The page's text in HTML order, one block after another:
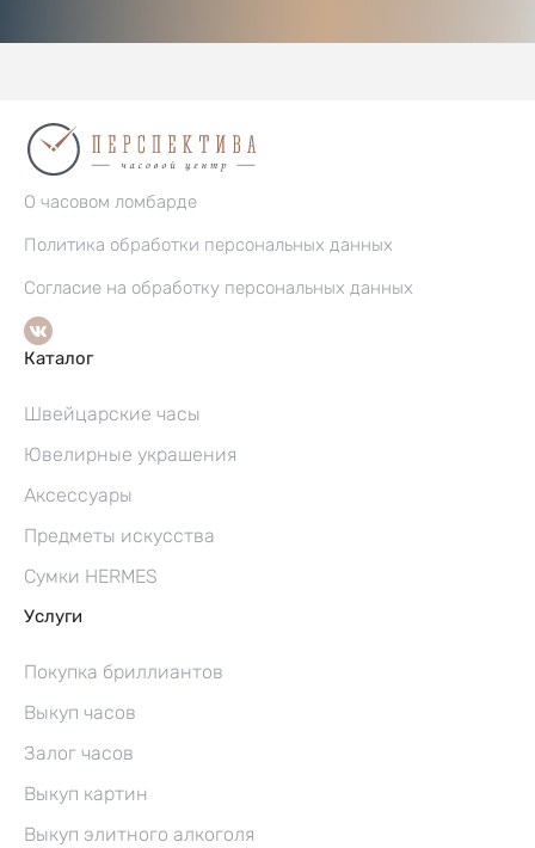
О часовом ломбарде
Политика обработки персональных данных
Согласие на обработку персональных данных
Каталог
Швейцарские часы
Ювелирные украшения
Аксессуары
Предметы искусства
Сумки HERMES
Услуги
Покупка бриллиантов
Выкуп часов
Залог часов
Выкуп картин
Выкуп элитного алкоголя